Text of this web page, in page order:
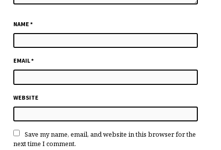
NAME *
EMAIL*
WEBSITE
Save my name, email, and website in this browser for the
next time I comment.